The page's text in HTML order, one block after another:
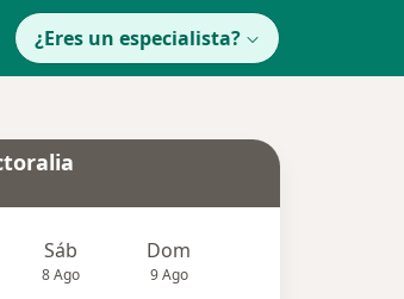
¿Eres un especialista?
Sáb
8 Ago
Dom
9 Ago